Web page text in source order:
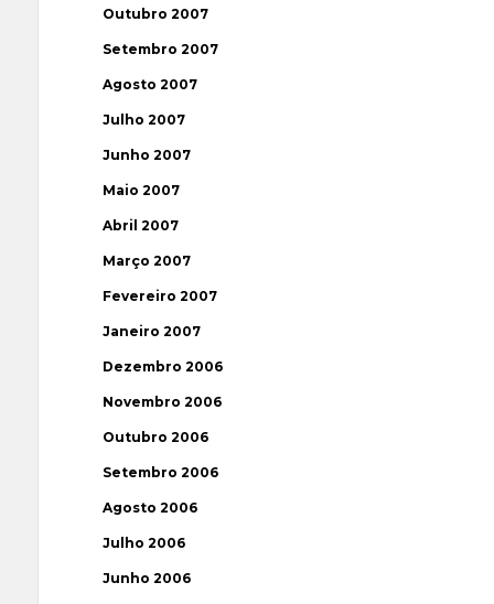
Outubro 2007
Setembro 2007
Agosto 2007
Julho 2007
Junho 2007
Maio 2007
Abril 2007
Março 2007
Fevereiro 2007
Janeiro 2007
Dezembro 2006
Novembro 2006
Outubro 2006
Setembro 2006
Agosto 2006
Julho 2006
Junho 2006